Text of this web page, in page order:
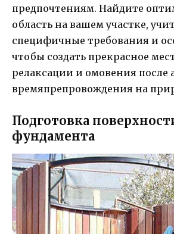
предпочтениям. Найдите
область на вашем участке,
специфичные требования и
чтобы создать прекрасное
релаксации и омовения после
времяпрепровождения на
Подготовка
фундамента